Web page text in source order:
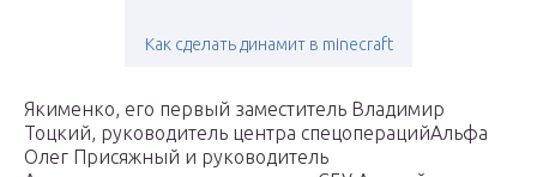
Как сделать динамит в minecraft
Якименко, его первый заместитель Владимир
Тоцкий, руководитель центра спецоперацийАльфа
Олег Присяжный и руководитель